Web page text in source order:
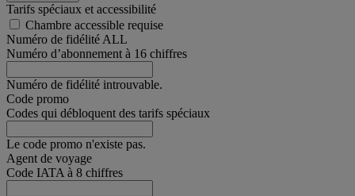
Tarifs spéciaux et accessibilité
Chambre accessible requise
Numéro de fidélité ALL
Numéro d’abonnement à 16 chiffres
Numéro de fidélité introuvable.
Code promo
Codes qui débloquent des tarifs spéciaux
Le code promo n'existe pas.
Agent de voyage
Code IATA à 8 chiffres